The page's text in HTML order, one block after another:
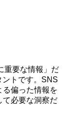
重要な情報」だ
ントです。SNS
る偏った情報を
て必要な洞察だ